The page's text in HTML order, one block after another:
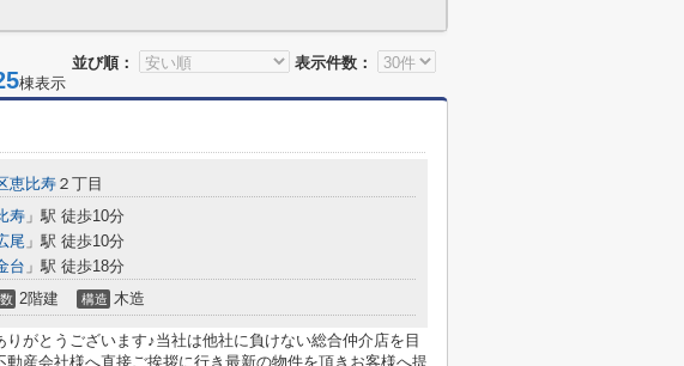
並び順：
表示件数：
棟表示
恵比寿 ２丁目
寿 」駅 徒歩10分
尾 」駅 徒歩10分
台 」駅 徒歩18分
2階建 構造 木造
りがとうございます♪当社は他社に負けない総合仲介店を目
動産会社様へ直接ご挨拶に行き最新の物件を頂きお客様へ提